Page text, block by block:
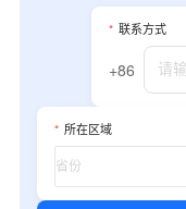
* 联系方式
+86
* 所在区域